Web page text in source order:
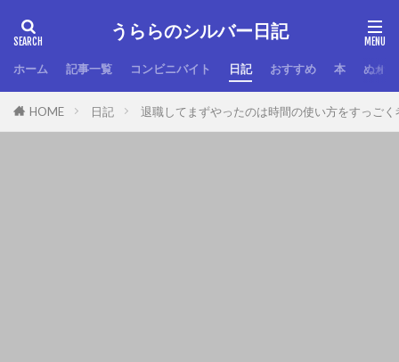
うららのシルバー日記
ホーム 記事一覧 コンビニバイト 日記 おすすめ 本 ぬか
HOME 日記 退職してまずやったのは時間の使い方をすっご